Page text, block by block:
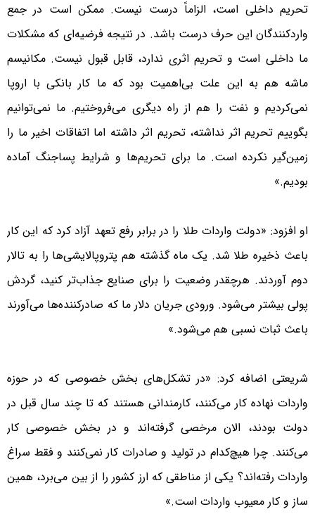
تحریم داخلی است، الزاماً درست نیست. ممکن است در جمع
واردکنندگان این حرف درست باشد. در نتیجه فرضیه‌ای که مشکلات
ما داخلی است و تحریم اثری ندارد، قابل قبول نیست. مکانیسم
ماشه هم به این علت بی‌اهمیت بود که ما کار بانکی با اروپا
نمی‌کردیم و نفت را هم از راه دیگری می‌فروختیم. ما نمی‌توانیم
بگوییم تحریم اثر نداشته، تحریم اثر داشته اما اتفاقات اخیر ما را
زمین‌گیر نکرده است. ما برای تحریم‌ها و شرایط پساجنگ آماده
بودیم.»
او افزود: «دولت واردات طلا را در برابر رفع تعهد آزاد کرد که این کار
باعث ذخیره طلا شد. یک ماه گذشته هم پتروپالایشی‌ها را به تالار
دوم آوردند. هرچقدر وضعیت را برای صنایع جذاب‌تر کنید، گردش
پولی بیشتر می‌شود. ورودی جریان دلار ما که صادرکننده‌ها می‌آورند
باعث ثبات نسبی هم می‌شود.»
شریعتی اضافه کرد: «در تشکل‌های بخش خصوصی که در حوزه
واردات نهاده کار می‌کنند، کارمندانی هستند که تا چند سال قبل در
دولت بودند، الان مرخصی گرفته‌اند و در بخش خصوصی کار
می‌کنند. چرا هیچ‌کدام در تولید و صادرات کار نمی‌کنند و فقط سراغ
واردات رفته‌اند؟ یکی از مناطقی که ارز کشور را از بین می‌برد، همین
ساز و کار معیوب واردات است.»